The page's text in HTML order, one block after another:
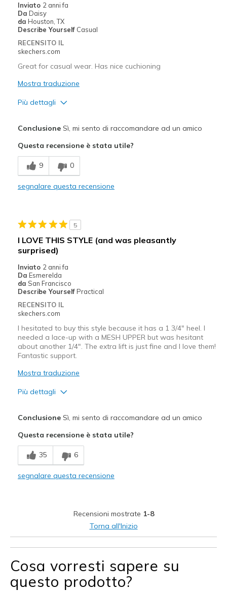
Width
Sizing
Feels true to size
View On Shoes
Inviato 2 anni fa
Da Daisy
da Houston, TX
Describe Yourself Casual
RECENSITO IL
skechers.com
Great for casual wear. Has nice cuchioning
Mostra traduzione
Più dettagli
Breathe Well
Comfortable
Need Break In
Migliori Utilizzi:
Casual Wear
Width
Feels too narrow
Sizing
View On Shoes
ConclusioneSì, mi sento di raccomandare ad un amico
Questa recensione è stata utile?
9 0
segnalare questa recensione
5
I LOVE THIS STYLE (and was pleasantly
surprised)
Inviato 2 anni fa
Da Esmerelda
da San Francisco
Describe Yourself Practical
RECENSITO IL
skechers.com
I hesitated to buy this style because it has a 1 3/4" heel. I
needed a lace-up with a MESH UPPER but was hesitant
about another 1/4". The extra lift is just fine and I love them!
Fantastic support.
Mostra traduzione
Più dettagli
Breathe Well
Comfortable
Casual Wear
ConclusioneSì, mi sento di raccomandare ad un amico
Questa recensione è stata utile?
35 6
segnalare questa recensione
Recensioni mostrate 1-8
Torna all'Inizio
Cosa vorresti sapere su
questo prodotto?